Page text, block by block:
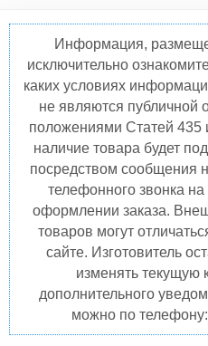
Информация,
исключительно
каких условиях
не являются публичной
положениями Статей 435
наличие товара будет
посредством сообщения
телефонного звонка
оформлении заказа.
товаров могут
сайте. Изготовитель
изменять текущую
дополнительного
можно по